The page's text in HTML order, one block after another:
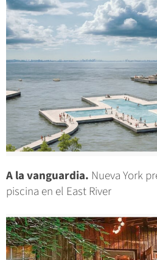
A la vanguardia. Nueva York
piscina en el East River